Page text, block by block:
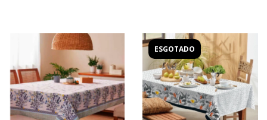
ESGOTADO